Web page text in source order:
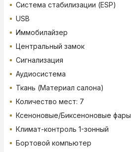
Система стабилизации (ESP)
USB
Иммобилайзер
Центральный замок
Сигнализация
Аудиосистема
Ткань (Материал салона)
Количество мест: 7
Ксеноновые/Биксеноновые фары
Климат-контроль 1-зонный
Бортовой компьютер